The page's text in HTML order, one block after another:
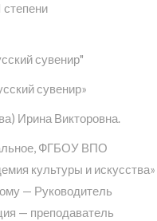
степени
сувенир"
сувенир»
Ирина Викторовна.
ФГБОУ ВПО
культуры и искусства»
— Руководитель
— преподаватель